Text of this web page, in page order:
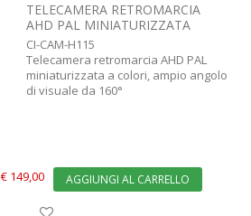
TELECAMERA RETROMARCIA
AHD PAL MINIATURIZZATA
CI-CAM-H115
Telecamera retromarcia AHD PAL
miniaturizzata a colori, ampio angolo
di visuale da 160°
€ 149,00 AGGIUNGI AL CARRELLO